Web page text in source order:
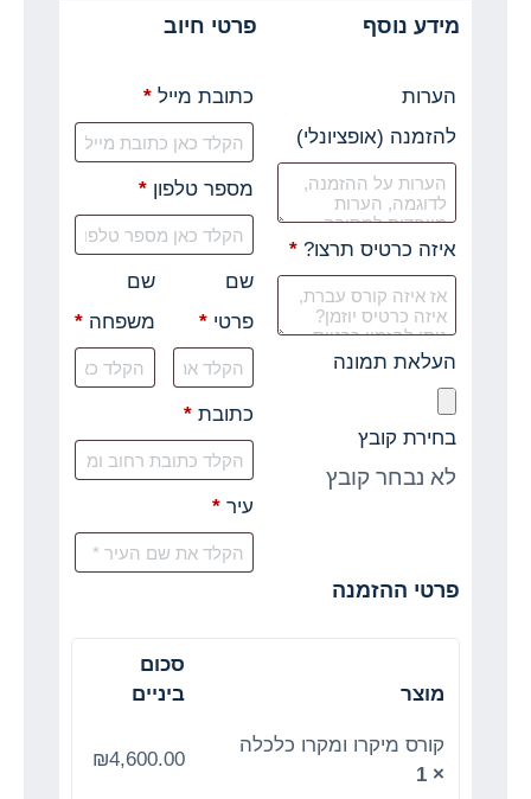
פרטי חיוב‫
כתובת מייל *
מספר טלפון *
שם
פרטי *
שם
משפחה*
כתובת *
עיר *
מידע נוסף
הערות
להזמנה (אופציונלי)
איזה כרטיס תרצו? *
העלאת תמונה
בחירת קובץ
לא נבחר קובץ
פרטי ההזמנה
מוצר
סכום
ביניים
קורס מיקרו ומקרו כלכלה
× 1
₪4,600.00